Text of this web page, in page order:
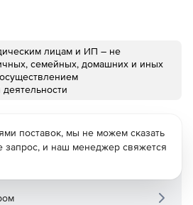
лицам и ИП – не
семейных, домашних и иных
поставок, мы не можем сказать
запрос, и наш менеджер свяжется